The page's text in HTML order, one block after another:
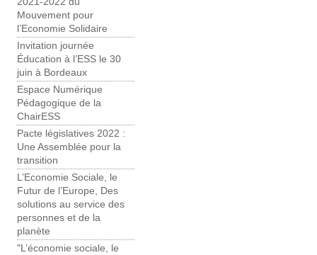
Mouvement pour
l’Economie Solidaire
Invitation journée
Éducation à l’ESS le 30
juin à Bordeaux
Espace Numérique
Pédagogique de la
ChairESS
Pacte législatives 2022 :
Une Assemblée pour la
transition
L’Economie Sociale, le
Futur de l’Europe, Des
solutions au service des
personnes et de la
planète
"L’économie sociale, le